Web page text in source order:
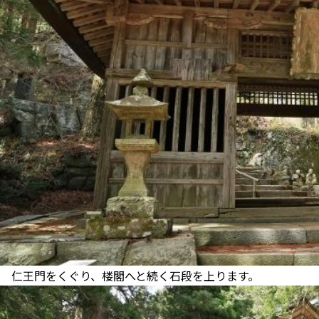
仁王門をくぐり、楼閣へと続く石段を上ります。